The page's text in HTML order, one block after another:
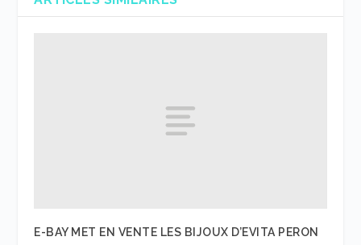
E-BAY MET EN VENTE LES BIJOUX D’EVITA PERON